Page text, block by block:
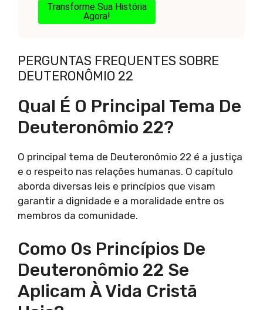
Transforme Sua História
Agora!
PERGUNTAS FREQUENTES SOBRE
DEUTERONÔMIO 22
Qual É O Principal Tema De
Deuteronômio 22?
O principal tema de Deuteronômio 22 é a justiça
e o respeito nas relações humanas. O capítulo
aborda diversas leis e princípios que visam
garantir a dignidade e a moralidade entre os
membros da comunidade.
Como Os Princípios De
Deuteronômio 22 Se
Aplicam À Vida Cristã